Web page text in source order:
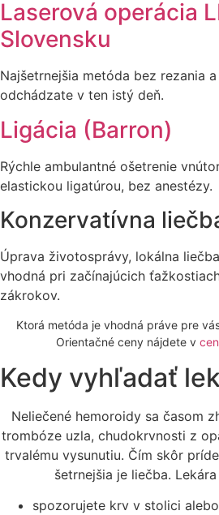
Laserová operácia
Slovensku
Najšetrnejšia metóda bez rezania
odchádzate v ten istý deň.
Ligácia (Barron)
Rýchle ambulantné ošetrenie
elastickou ligatúrou, bez anestézy.
Konzervatívna
Úprava životosprávy, lokálna
vhodná pri začínajúcich
zákrokov.
Ktorá metóda je vhodná práve pre
Orientačné ceny nájdete v
Kedy vyhľadať
Neliečené hemoroidy sa časom
trombóze uzla, chudokrvnosti z
trvalému vysunutiu. Čím skôr
šetrnejšia je liečba.
spozorujete krv v stolici